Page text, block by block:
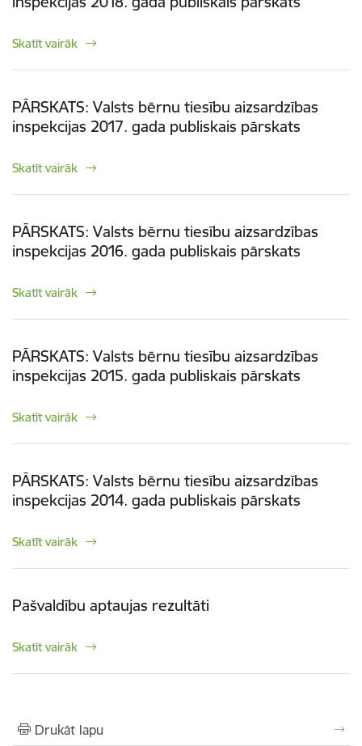
Skatīt vairāk
PĀRSKATS: Valsts bērnu tiesību aizsardzības
inspekcijas 2017. gada publiskais pārskats
Skatīt vairāk
PĀRSKATS: Valsts bērnu tiesību aizsardzības
inspekcijas 2016. gada publiskais pārskats
Skatīt vairāk
PĀRSKATS: Valsts bērnu tiesību aizsardzības
inspekcijas 2015. gada publiskais pārskats
Skatīt vairāk
PĀRSKATS: Valsts bērnu tiesību aizsardzības
inspekcijas 2014. gada publiskais pārskats
Skatīt vairāk
Pašvaldību aptaujas rezultāti
Skatīt vairāk
Drukāt lapu